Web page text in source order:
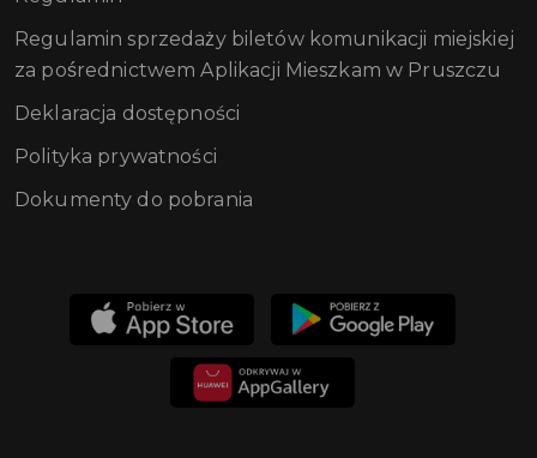
Regulamin sprzedaży biletów komunikacji miejskiej
za pośrednictwem Aplikacji Mieszkam w Pruszczu
Deklaracja dostępności
Polityka prywatności
Dokumenty do pobrania